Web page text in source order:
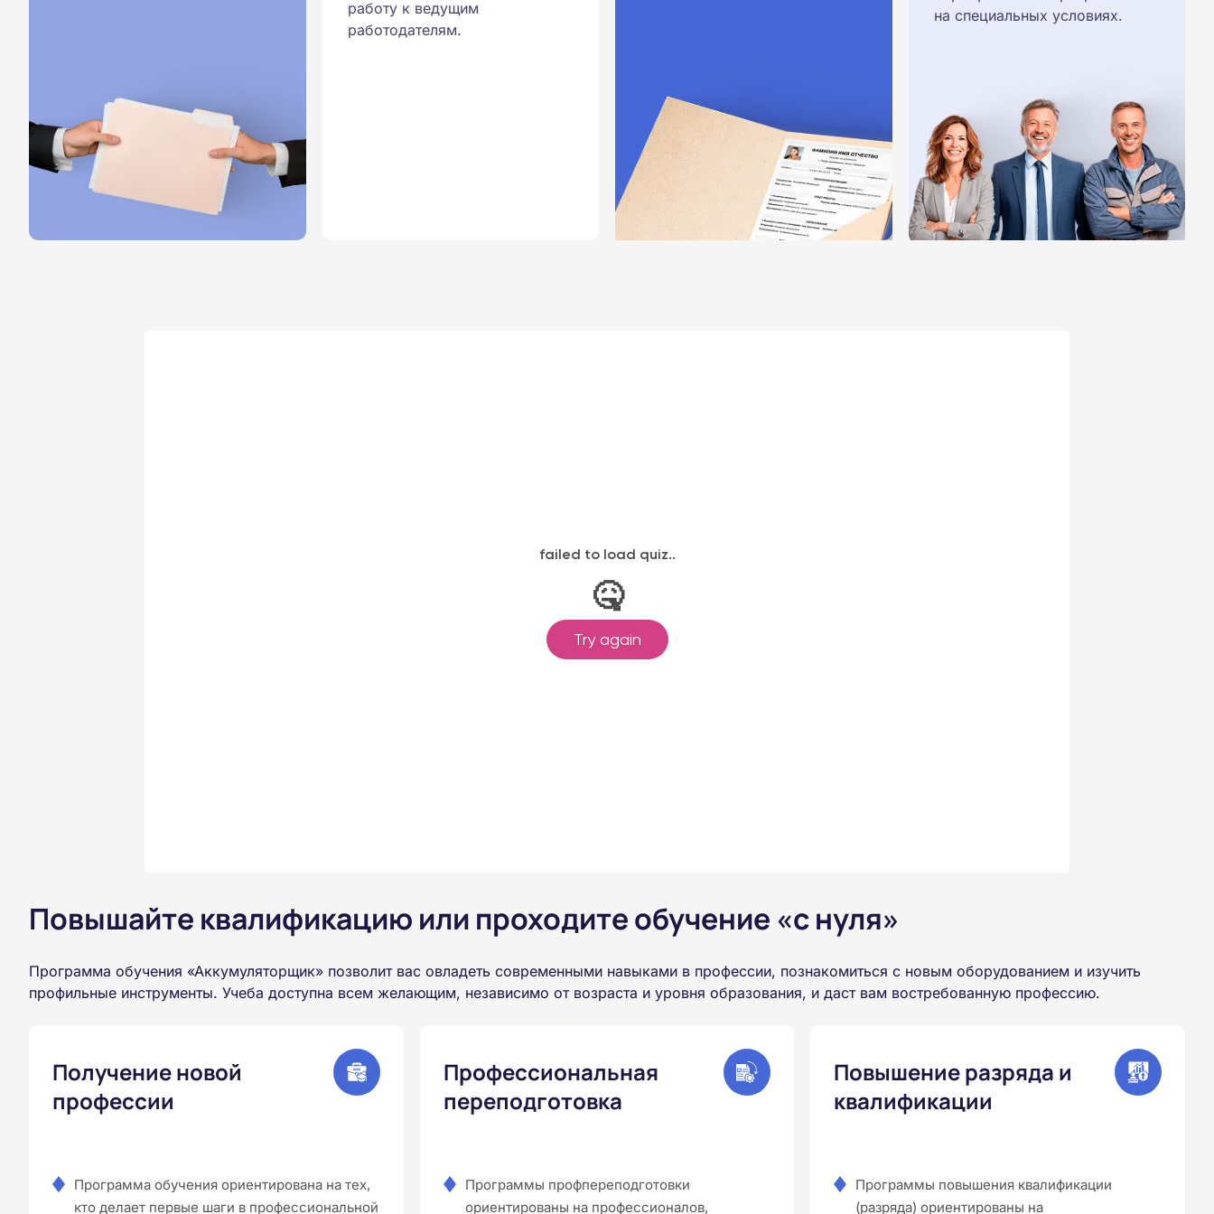
работу к ведущим
работодателям.
на специальных условиях.
Повышайте квалификацию или проходите обучение «с нуля»
Программа обучения «Аккумуляторщик» позволит вас овладеть современными навыками в профессии, познакомиться с новым оборудованием и изучить
профильные инструменты. Учеба доступна всем желающим, независимо от возраста и уровня образования, и даст вам востребованную профессию.
Получение новой
профессии
Программа обучения ориентирована на тех,
кто делает первые шаги в профессиональной
Профессиональная
переподготовка
Программы профпереподготовки
ориентированы на профессионалов,
Повышение разряда и
квалификации
Программы повышения квалификации
(разряда) ориентированы на